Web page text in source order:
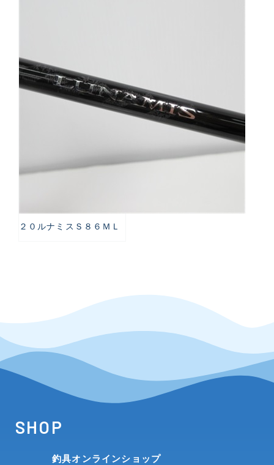
２０ルナミスＳ８６ＭＬ
SHOP
釣具オンラインショップ